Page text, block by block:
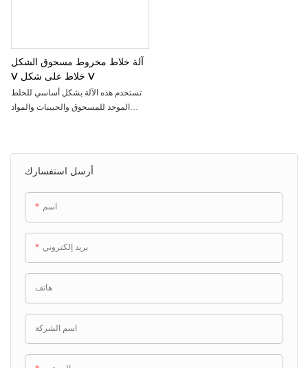
أرسل استفسارك
اسم
بريد إلكتروني
هاتف
اسم الشركة
آلة خلاط مخروط مسحوق الشكل
V خلاط على شكل V
تستخدم هذه الآلة بشكل أساسي للخلط
الموحد للمسحوق والحبيبات والمواد